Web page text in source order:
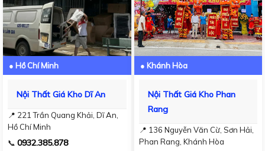
● Hồ Chí Minh
Nội Thất Giá Kho Dĩ An
📍 221 Trần Quang Khải, Dĩ An,
Hồ Chí Minh
📞 0932.385.878
● Khánh Hòa
Nội Thất Giá Kho Phan
Rang
📍 136 Nguyễn Văn Cừ, Sơn Hải,
Phan Rang, Khánh Hòa